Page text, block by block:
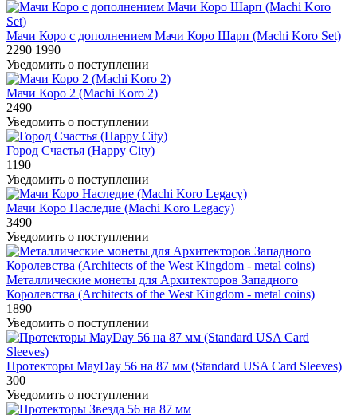
Мачи Коро с дополнением Мачи Коро Шарп (Machi Koro Set)
2290 1990
Уведомить о поступлении
Мачи Коро 2 (Machi Koro 2)
2490
Уведомить о поступлении
Город Счастья (Happy City)
1190
Уведомить о поступлении
Мачи Коро Наследие (Machi Koro Legacy)
3490
Уведомить о поступлении
Металлические монеты для Архитекторов Западного
Королевства (Architects of the West Kingdom - metal coins)
1890
Уведомить о поступлении
Протекторы MayDay 56 на 87 мм (Standard USA Card Sleeves)
300
Уведомить о поступлении